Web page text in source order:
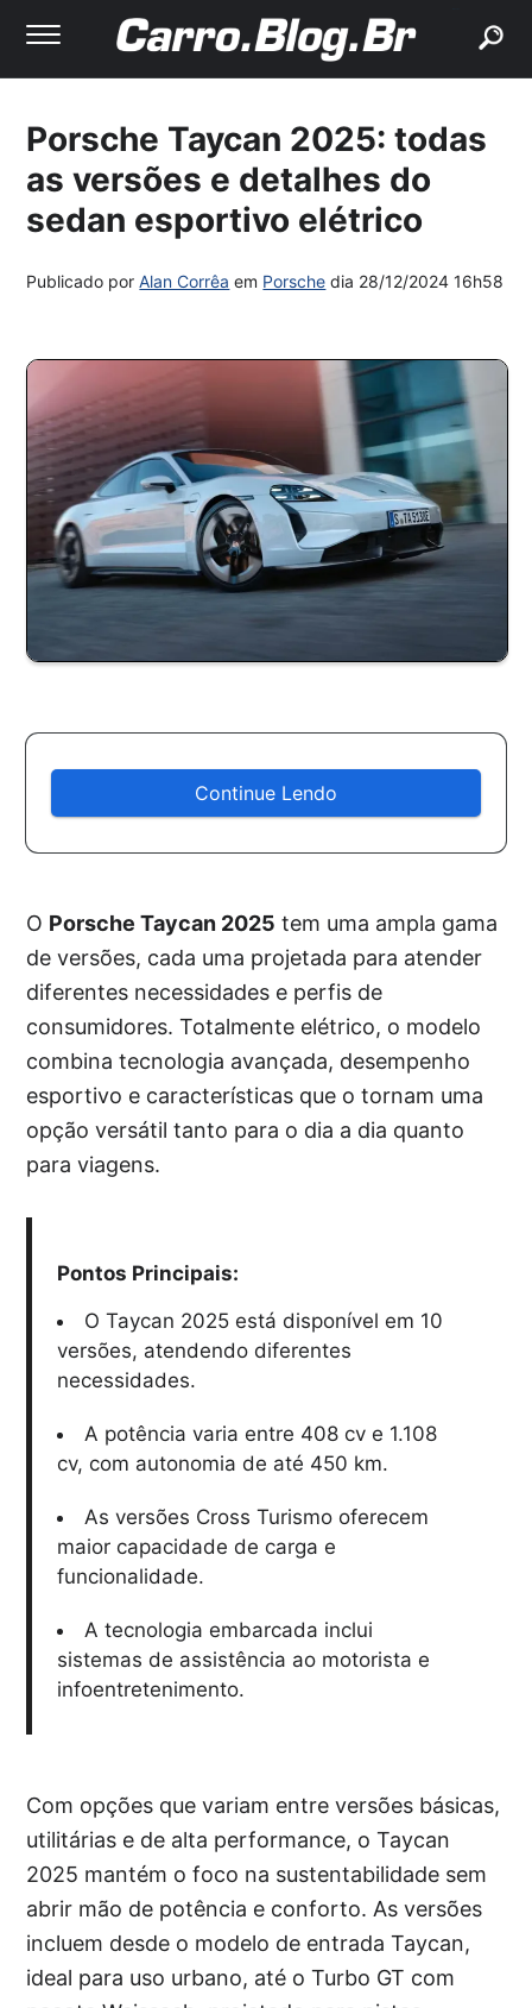
Porsche Taycan 2025: todas
as versões e detalhes do
sedan esportivo elétrico
Publicado porAlan Corrêa em Porsche dia 28/12/2024 16h58
Continue Lendo
O Porsche Taycan 2025 tem uma ampla gama
de versões, cada uma projetada para atender
diferentes necessidades e perfis de
consumidores. Totalmente elétrico, o modelo
combina tecnologia avançada, desempenho
esportivo e características que o tornam uma
opção versátil tanto para o dia a dia quanto
para viagens.
Pontos Principais:
O Taycan 2025 está disponível em 10
versões, atendendo diferentes
necessidades.
A potência varia entre 408 cv e 1.108
cv, com autonomia de até 450 km.
As versões Cross Turismo oferecem
maior capacidade de carga e
funcionalidade.
A tecnologia embarcada inclui
sistemas de assistência ao motorista e
infoentretenimento.
Com opções que variam entre versões básicas,
utilitárias e de alta performance, o Taycan
2025 mantém o foco na sustentabilidade sem
abrir mão de potência e conforto. As versões
incluem desde o modelo de entrada Taycan,
ideal para uso urbano, até o Turbo GT com